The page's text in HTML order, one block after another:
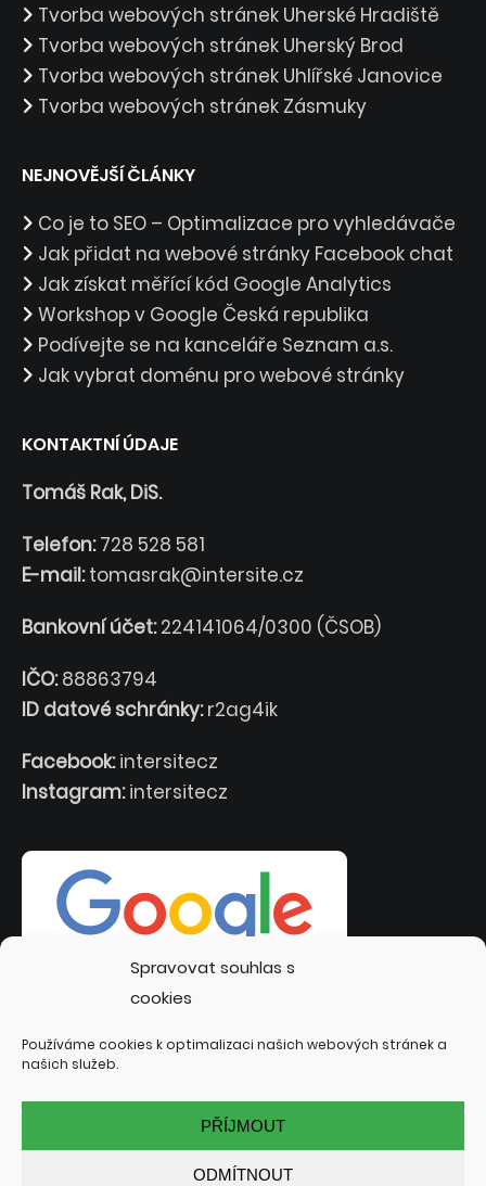
Spravovat souhlas s
cookies
Používáme cookies k optimalizaci našich webových stránek a
našich služeb.
PŘÍJMOUT
ODMÍTNOUT
Tvorba webových stránek Uherské Hradiště
Tvorba webových stránek Uherský Brod
Tvorba webových stránek Uhlířské Janovice
Tvorba webových stránek Zásmuky
NEJNOVĚJŠÍ ČLÁNKY
Co je to SEO – Optimalizace pro vyhledávače
Jak přidat na webové stránky Facebook chat
Jak získat měřící kód Google Analytics
Workshop v Google Česká republika
Podívejte se na kanceláře Seznam a.s.
Jak vybrat doménu pro webové stránky
KONTAKTNÍ ÚDAJE
Tomáš Rak, DiS.
Telefon: 728 528 581
E-mail: tomasrak@intersite.cz
Bankovní účet:224141064/0300 (ČSOB)
IČO:88863794
ID datové schránky:r2ag4ik
Facebook: intersitecz
Instagram: intersitecz